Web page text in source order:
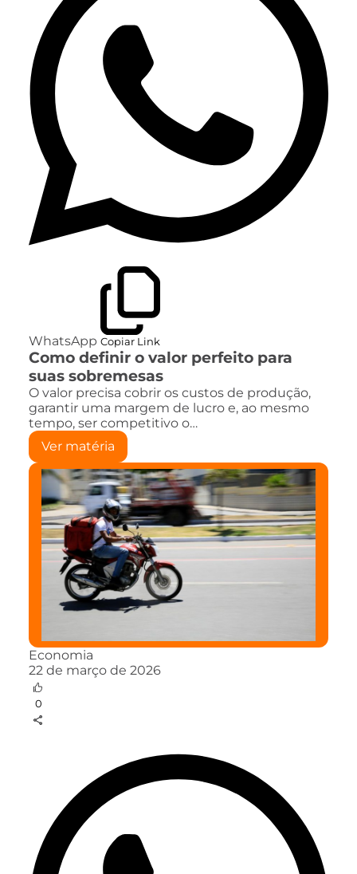
WhatsApp Copiar Link
Como definir o valor perfeito para
suas sobremesas
O valor precisa cobrir os custos de produção,
garantir uma margem de lucro e, ao mesmo
tempo, ser competitivo o…
Ver matéria
Economia
22 de março de 2026
0